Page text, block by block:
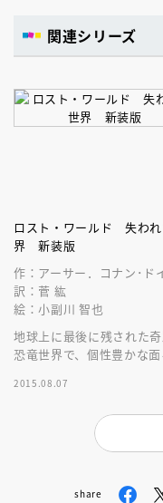
関連シリーズ
ロスト・ワールド 失わ
界 新装版
作：アーサー．コナン･ド
訳：菅 紘
絵：小副川 智也
地球上に最後に残された
恐竜世界で、個性豊かな面
る、ＳＦ冒険小説の最高傑
2015.08.07
share